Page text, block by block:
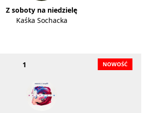
Z soboty na niedzielę
Kaśka Sochacka
1